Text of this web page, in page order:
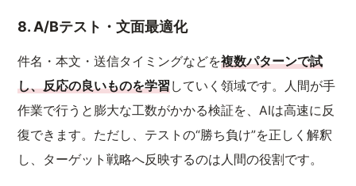
8. A/Bテスト・文面最適化
件名・本文・送信タイミングなどを複数パターンで試
し、反応の良いものを学習していく領域です。人間が手
作業で行うと膨大な工数がかかる検証を、AIは高速に反
復できます。ただし、テストの“勝ち負け”を正しく解釈
し、ターゲット戦略へ反映するのは人間の役割です。